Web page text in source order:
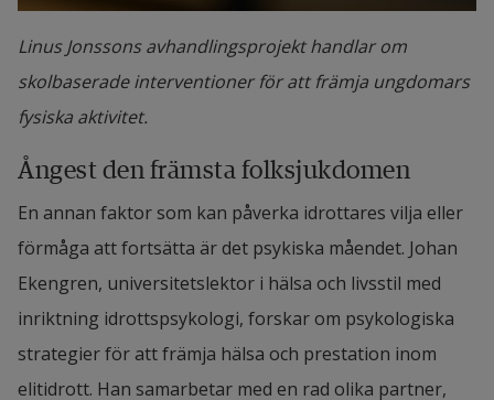
Linus Jonssons avhandlingsprojekt handlar om
skolbaserade interventioner för att främja ungdomars
fysiska aktivitet.
Ångest den främsta folksjukdomen
En annan faktor som kan påverka idrottares vilja eller
förmåga att fortsätta är det psykiska måendet. Johan
Ekengren, universitetslektor i hälsa och livsstil med
inriktning idrottspsykologi, forskar om psykologiska
strategier för att främja hälsa och prestation inom
elitidrott. Han samarbetar med en rad olika partner,